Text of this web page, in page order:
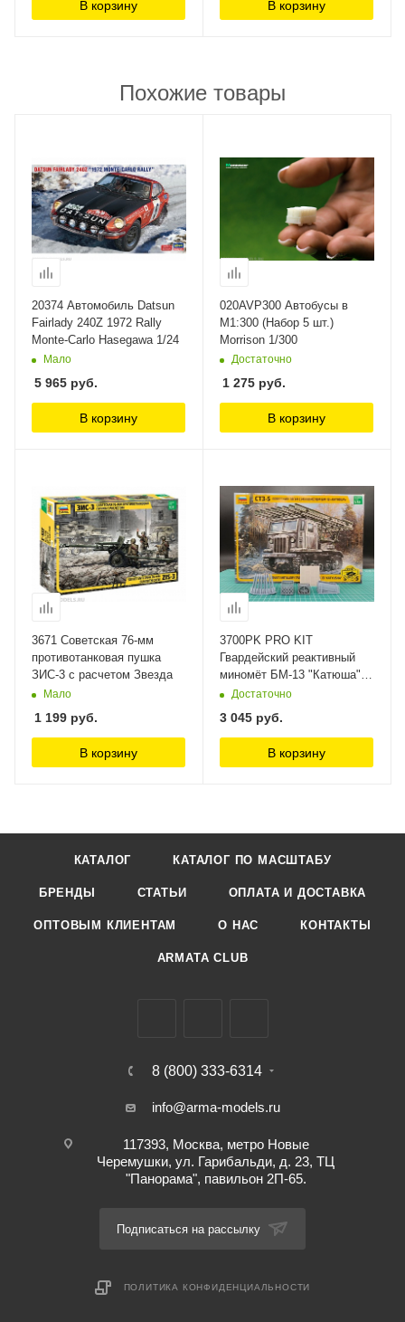
В корзину В корзину
Похожие товары
20374 Автомобиль Datsun
Fairlady 240Z 1972 Rally
Monte-Carlo Hasegawa 1/24
Мало
5 965 руб.
В корзину
020AVP300 Автобусы в
М1:300 (Набор 5 шт.)
Morrison 1/300
Достаточно
1 275 руб.
В корзину
3671 Советская 76-мм
противотанковая пушка
ЗИС-3 с расчетом Звезда
Мало
1 199 руб.
В корзину
3700PK PRO KIT
Гвардейский реактивный
миномёт БМ-13 "Катюша"
на СТЗ-5 Arma Models
Достаточно
3 045 руб.
В корзину
КАТАЛОГ КАТАЛОГ ПО МАСШТАБУ
БРЕНДЫ СТАТЬИ ОПЛАТА И ДОСТАВКА
ОПТОВЫМ КЛИЕНТАМ О НАС КОНТАКТЫ
ARMATA CLUB
8 (800) 333-6314
info@arma-models.ru
117393, Москва, метро Новые
Черемушки, ул. Гарибальди, д. 23, ТЦ
"Панорама", павильон 2П-65.
Подписаться на рассылку
ПОЛИТИКА КОНФИДЕНЦИАЛЬНОСТИ